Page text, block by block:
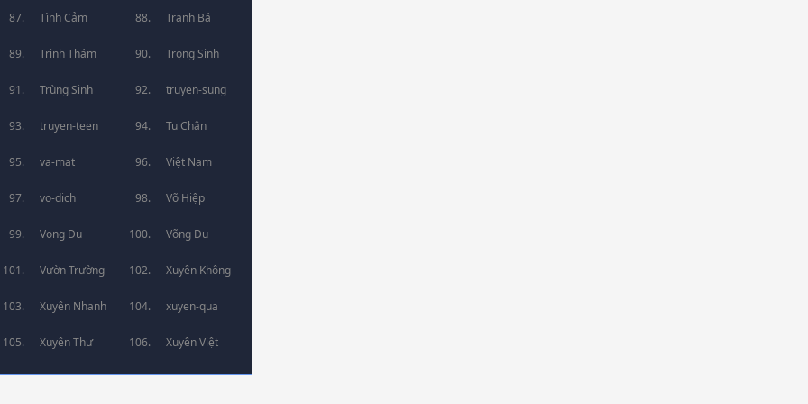
Tình Cảm Tranh Bá
Trinh Thám Trọng Sinh
Trùng Sinh truyen-sung
truyen-teen Tu Chân
va-mat Việt Nam
vo-dich Võ Hiệp
Vong Du Võng Du
Vườn Trường Xuyên Không
Xuyên Nhanh xuyen-qua
Xuyên Thư Xuyên Việt